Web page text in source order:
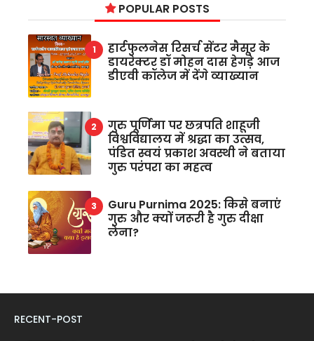
POPULAR POSTS
हार्टफुलनेस रिसर्च सेंटर मैसूर के
डायरेक्टर डॉ मोहन दास हेगड़े आज
डीएवी कॉलेज में देंगे व्याख्यान
गुरु पूर्णिमा पर छत्रपति शाहूजी
विश्वविद्यालय में श्रद्धा का उत्सव,
पंडित स्वयं प्रकाश अवस्थी ने बताया
गुरु परंपरा का महत्व
Guru Purnima 2025: किसे बनाएं
गुरु और क्यों जरूरी है गुरु दीक्षा
लेना?
RECENT-POST